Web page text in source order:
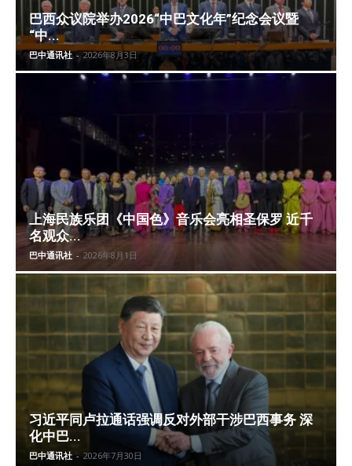
巴西众议院举办2026“中巴文化年”纪念会议暨
“中...
巴中通讯社 - 2026年8月3日
上海民族乐团《中国色》音乐会亮相圣保罗 近千
名观众...
巴中通讯社 - 2026年8月1日
习近平同卢拉通话强调反对外部干涉巴西事务 深
化中巴...
巴中通讯社 - 2026年7月30日